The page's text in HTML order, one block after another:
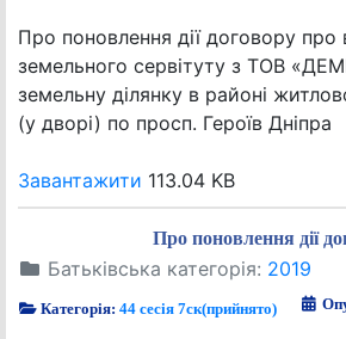
Про поновлення дії договору про
земельного сервітуту з ТОВ
земельну ділянку в районі
(у дворі) по просп. Героїв Дніпра
Завантажити 113.04 KB
Про поновлення дії
Батьківська категорія: 2019
Категорія:44 сесія 7ск(прийнято)